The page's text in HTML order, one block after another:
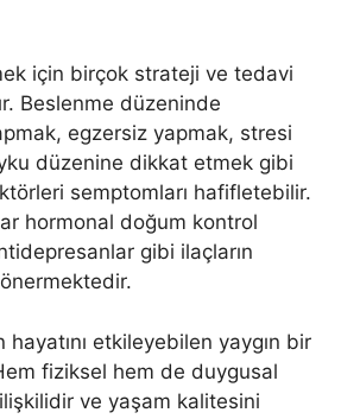
için birçok strateji ve tedavi
Beslenme düzeninde
egzersiz yapmak, stresi
düzenine dikkat etmek gibi
semptomları hafifletebilir.
hormonal doğum kontrol
gibi ilaçların
önermektedir.
hayatını etkileyebilen yaygın bir
fiziksel hem de duygusal
ve yaşam kalitesini